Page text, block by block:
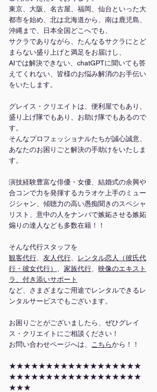
東京、大阪、名古屋、福岡、仙台といった大
都市を始め、北は北海道から、南は鹿児島、
沖縄まで、日本全国どこへでも、
サクラでありながら、たんなるサクラにとど
まらない盛り上げと満足をお届けし、
AIでは解決できない、chatGPTに聞いても答
えてくれない、皆様のお悩み解消のお手伝い
をいたします。
グレイス・クリエイトは、便利屋でもあり、
盛り上げ隊でもあり、お助け隊でもあるので
す。
そんなプロフェッショナルたちが誠心誠意、
あなたのお困りごと解決の手助けをいたしま
す。
演技経験豊富な俳優・女優、結婚式の余興や
合コンで力を発揮するカラオケ上手のミュー
ジシャン、傾聴力の高い愚痴聞きのスペシャ
リスト、意中の人をナンパで嫉妬させる嫉妬
煽りの達人なども多数在籍！！
そんな代行スタッフを
観客代行
友人代行
レンタル恋人（彼氏代
行・彼女代行）
家族代行
映像のエキスト
ラ、付き添いサポート
など、さまざまなご用途でレンタルできるレ
ンタルサービスでもございます。
お困りごとがございましたら、ぜひグレイ
ス・クリエイトにご相談ください！
お問い合わせページへは、
こちらから！！
★★★★★★★★★★★★★★★★★★
★★★★★★★★★★★★★★★★★★
★★★